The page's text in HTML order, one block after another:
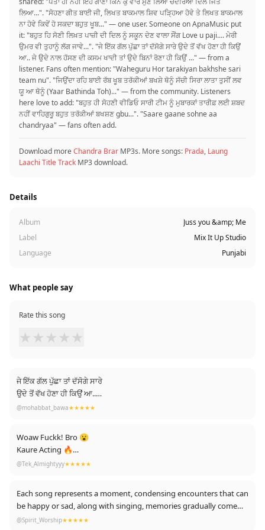
ਲਿਆ...". "ਸੋਹਣਾ ਗੀਤ ਬਾਈ ਜੀ, ਲਿਖਤ ਬਾਕਮਾਲ ਸ਼ਿਵ ਪੜ੍ਹਿਆ ਹੋਵੇ ਤੇ ਲਿਖਤ ਬਾਕਮਾਲ
ਨਾ ਹੋਵੇ ਕਿਵੇਂ ਹੋ ਸਕਦਾ ਬਹੁਤ ਖੂਬ..." — one user. Someone on ApnaMusic put
it: "ਬਹੁਤ ਹਿ ਸੋਣੀ ਲਿਖ਼ਤ ਪਾਜ਼ੀ ਦੀ ਦਿਲ ਨੂੰ ਸਕੂਨ ਦੇਣ ਵਾਲਾ ਸੌਂਗ Love u paji.... ਮੇਰੀ
ਉਮਰ ਵੀ ਤੁਹਾਨੂੰ ਲੱਗ ਜਾਵੇ...". "ਜੇ ਇੱਕ ਗੱਲ ਪੁੱਛਾ ਤਾਂ ਦੱਸੋਗੇ ਸਾਰੇ ਉਦੇ ਤੋਂ ਵੱਖ ਹੋਣਾ ਹੀ ਕਿਉਂ
ਆ.. ਜੇ ਉਦੇ ਨਾਲ ਹੱਸਣ ਦੀ ਕਸਮ ਖਾਦੀ ਤਾਂ ਉਦੇ ਬਿਨਾਂ ਰੋਣਾ ਹੀ ਕਿਉਂ ..." — from a
listener. Fans often mention: "Waheguru Hor tarakiyan bakhshe sari
team nu". "ਜਿਉਂਦਾ ਰਹਿ ਬਾਈ ਰੱਬ ਖੂਬ ਤਰੱਕੀਆਂ ਬਖਸ਼ੇ ਥੋਨੂੰ ਸੱਚੀ ਸਿਰਾ ਲਾਤਾ ਤੁਸੀਂ ਲਵ
ਯੂ ਆ ਥੋਨੂੰ (Yaar Bathinda Toh)..." — from the community. Listeners
here love to add: "ਬਹੁਤ ਹੀ ਸੋਹਣੀ ਵੀਡਿਓ ਸਾਰੀ ਟੀਮ ਨੂੰ ਮੁਬਾਰਕਾਂ ਤਾਰੀਫ਼ ਲਈ ਸ਼ਬਦ
ਨਹੀਂ ਵਾਹਿਗੁਰੂ ਬਹੁਤ ਤਰੱਕੀਆਂ ਬਖਸ਼ਣ gbu...". "Saare gaane sohne aa
chandryaa" — fans often add.
Download moreChandra Brar MP3s. More songs: Prada, Laung
Laachi Title Track MP3 download.
Details
Album
Juss you &amp; Me
Label
Mix It Up Studio
Language
Punjabi
What people say
Rate this song
★ ★ ★ ★ ★
ਜੇ ਇੱਕ ਗੱਲ ਪੁੱਛਾ ਤਾਂ ਦੱਸੋਗੇ ਸਾਰੇ
ਉਦੇ ਤੋਂ ਵੱਖ ਹੋਣਾ ਹੀ ਕਿਉਂ ਆ..
ਜੇ ਉਦੇ ਨਾਲ ਹੱਸਣ ਦੀ ਕਸਮ ਖਾਦੀ
ਕਿੰਨੀਆਂ ਦੁਆਵਾਂ ਮੰਗੀਆ ਸੀ ਉਨੂੰ ਪਾਉਣ ਲਈ
ਫਿਰ ਉਨੂੰ ਗਵਾਉਣਾ ਹੀ ਕਿਉਂ ਆ..
ਉਹ ਪਿਆਰ ਮੁਹੱਬਤ ਦਾ ਖੂਬਸੂਰਤ ਤੋਹਫਾ ਏ ਇੱਕ
ਉਹ ਅੱਜ ਏ,ਉਸਨੂੰ ਭੁੱਲ ਜਾਉਗੇ,ਕੋਈ ਕੱਲ੍ਹ ਨੀ ਆ..!
"ਪਿਆਰ ਪਿਆਰ ਤਾਂ ਸਾਰੇ ਕਰਦੇ"
ਪਰ ਪਿਆਰ ਦਾ ਕਿਸੇ ਨੂੰ ਵਲ ਨਹੀ ਆ..!
"ਲੜ ਪਏ ਤਾਂ ਮਿਲ ਵੀ ਜਾਉਗੇ"
@mohabbat_bawa★★★★★
Woaw Fuckk! Bro 😮
Kaure Acting 🔥
Poora swaad aa gyaa Baabe
coming projects ..awways on wait😘
@Tek_Almightyyy★★★★★
Each song represents a moment, condensing encounters that can
be happy or sad, along with singing, memories gradually come
back.
@Spirit_Worship★★★★★